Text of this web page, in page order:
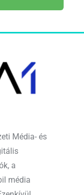
Média- és
a
média